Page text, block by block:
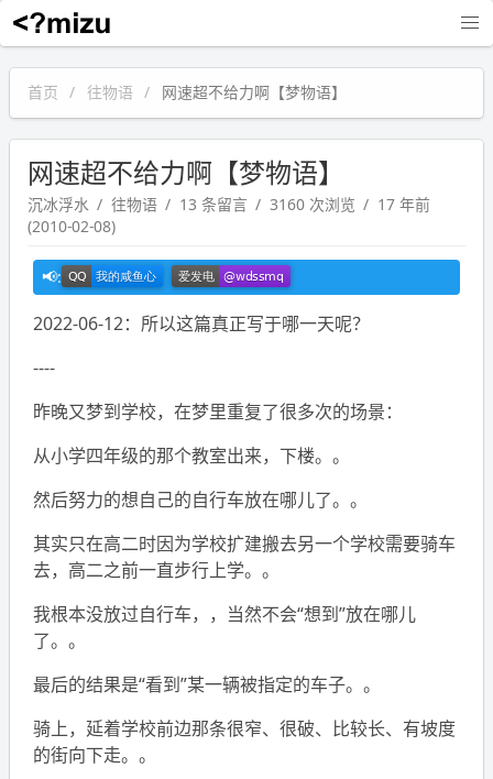
沉冰浮水
首页 往物语 网速超不给力啊【梦物语】
网速超不给力啊【梦物语】
沉冰浮水 往物语 13 条留言 3160 次浏览
17 年前
(2010-02-08)
2022-06-12：所以这篇真正写于哪一天呢？
----
昨晚又梦到学校，在梦里重复了很多次的场景：
从小学四年级的那个教室出来，下楼。。
然后努力的想自己的自行车放在哪儿了。。
其实只在高二时因为学校扩建搬去另一个学校需要骑车
去，高二之前一直步行上学。。
我根本没放过自行车，，当然不会“想到”放在哪儿
了。。
最后的结果是“看到”某一辆被指定的车子。。
骑上，延着学校前边那条很窄、很破、比较长、有坡度
的街向下走。。